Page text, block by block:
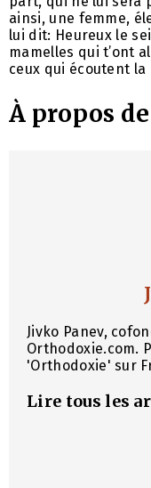
ainsi, une femme,
lui dit: Heureux le
mamelles qui t’ont
ceux qui écoutent
À propos
Jivko Panev,
Orthodoxie.com.
'Orthodoxie' sur
Lire tous les